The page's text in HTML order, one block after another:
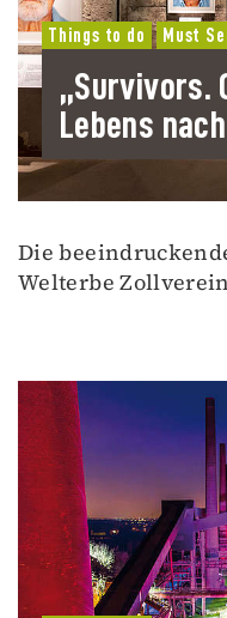
Things to do Must
„Survivors.
Lebens
Die
Welterbe